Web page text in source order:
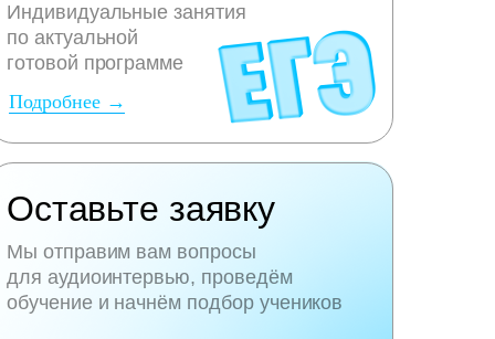
Мы отправим вам вопросы
для аудиоинтервью, проведём
обучение и начнём подбор учеников
Оставьте заявку
Подробнее →
Индивидуальные занятия
по актуальной
готовой программе